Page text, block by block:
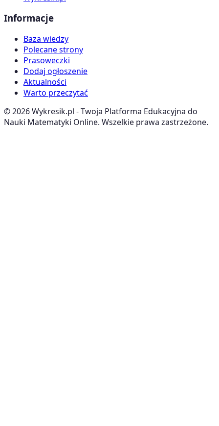
Informacje
Baza wiedzy
Polecane strony
Prasoweczki
Dodaj ogłoszenie
Aktualności
Warto przeczytać
©2026Wykresik.pl - Twoja Platforma Edukacyjna do
Nauki Matematyki Online. Wszelkie prawa zastrzeżone.